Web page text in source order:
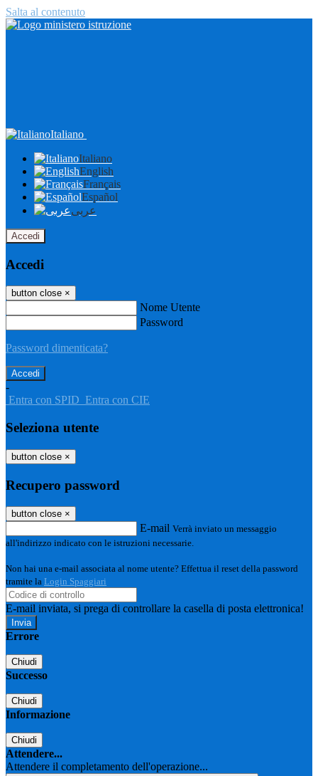
Salta al contenuto
Italiano
Italiano
English
Français
Español
عربى
Accedi
Accedi
button close ×
Nome Utente
Password
Password dimenticata?
-
Entra con SPID Entra con CIE
Seleziona utente
button close ×
Recupero password
button close ×
E-mail Verrà inviato un messaggio
all'indirizzo indicato con le istruzioni necessarie.
Non hai una e-mail associata al nome utente? Effettua il reset della password
tramite la Login Spaggiari
E-mail inviata, si prega di controllare la casella di posta elettronica!
Errore
Chiudi
Successo
Chiudi
Informazione
Chiudi
Attendere...
Attendere il completamento dell'operazione...